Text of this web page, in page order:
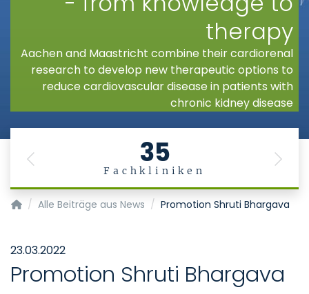
therapy
Aachen and Maastricht combine their cardiorenal
research to develop new therapeutic options to
reduce cardiovascular disease in patients with
chronic kidney disease
35
Fachkliniken
Previous Next
AMICARE
Alle Beiträge aus News Promotion Shruti Bhargava
23.03.2022
Promotion Shruti Bhargava